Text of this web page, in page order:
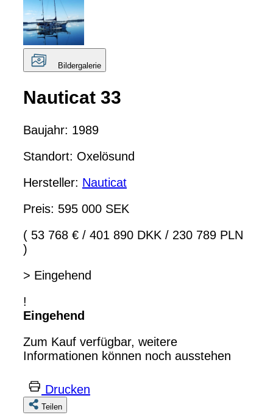
Bildergalerie
Nauticat 33
Baujahr: 1989
Standort: Oxelösund
Hersteller: Nauticat
Preis: 595 000 SEK
( 53 768 € / 401 890 DKK / 230 789 PLN
)
> Eingehend
!
Eingehend
Zum Kauf verfügbar, weitere
Informationen können noch ausstehen
Drucken
Teilen